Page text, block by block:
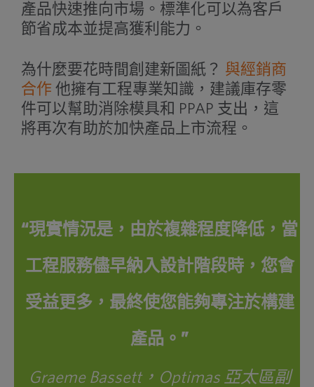
產品快速推向市場。標準化可以為客戶
節省成本並提高獲利能力。
為什麼要花時間創建新圖紙？ 與經銷商
合作 他擁有工程專業知識，建議庫存零
件可以幫助消除模具和 PPAP 支出，這
將再次有助於加快產品上市流程。
“現實情況是，由於複雜程度降低，當
工程服務儘早納入設計階段時，您會
受益更多，最終使您能夠專注於構建
產品。”
Graeme Bassett，Optimas 亞太區副